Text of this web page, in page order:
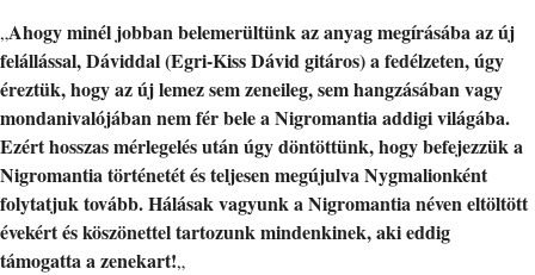
„Ahogy minél jobban belemerültünk az anyag megírásába az új
felállással, Dáviddal (Egri-Kiss Dávid gitáros) a fedélzeten, úgy
éreztük, hogy az új lemez sem zeneileg, sem hangzásában vagy
mondanivalójában nem fér bele a Nigromantia addigi világába.
Ezért hosszas mérlegelés után úgy döntöttünk, hogy befejezzük a
Nigromantia történetét és teljesen megújulva Nygmalionként
folytatjuk tovább. Hálásak vagyunk a Nigromantia néven eltöltött
évekért és köszönettel tartozunk mindenkinek, aki eddig
támogatta a zenekart!„